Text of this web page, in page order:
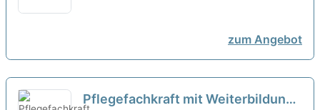
zum Angebot
Pflegefachkraft mit Weiterbildung